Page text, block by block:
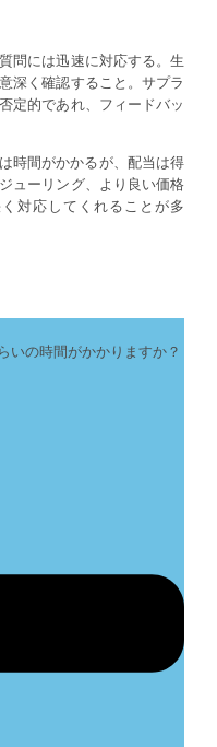
問には迅速に対応する。生
深く確認すること。サプラ
定的であれ、フィードバッ
時間がかかるが、配当は得
ューリング、より良い価格
対応してくれることが多
いの時間がかかりますか？